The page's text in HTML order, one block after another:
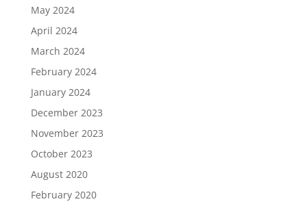
May 2024
April 2024
March 2024
February 2024
January 2024
December 2023
November 2023
October 2023
August 2020
February 2020